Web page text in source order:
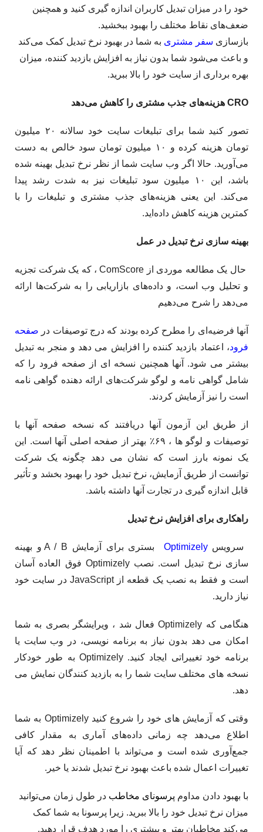
خود را در میزان تبدیل کاربران اندازه گیری کنید و همچنین
ضعف‌های نقاط مختلف را بهبود ببخشید.
بازسازی سفر مشتری به شما در بهبود نرخ تبدیل کمک می‌کند
و باعث می‌شود شما بدون نیاز به افزایش بازدید کننده، میزان
بهره برداری از سایت خود را بالا ببرید.
CRO هزینه­‌های جذب مشتری را کاهش می‌دهد
تصور کنید شما برای تبلیغات سایت خود سالانه ۲۰ میلیون
تومان هزینه کرده و ۱۰ میلیون تومان سود خالص به دست
می‌آورید. حالا اگر وب سایت شما از نظر نرخ تبدیل بهینه شده
باشد، این ۱۰ میلیون سود تبلیغات نیز به شدت رشد پیدا
می‌کند. این یعنی هزینه‌های جذب مشتری و تبلیغات را با
کمترین هزینه کاهش داده‌اید.
بهینه سازی نرخ تبدیل در عمل
حال یک مطالعه موردی از ComScore ، که یک شرکت تجزیه
و تحلیل وب است، و داده­‌های بازاریابی را به شرکت­‌ها ارائه
می‌دهد را شرح می‌دهیم
آنها فرضیه‌ای را مطرح کرده بودند که درج توصیفات در صفحه
فرود، اعتماد بازدید کننده را افزایش می دهد و منجر به تبدیل
بیشتر می شود. آنها همچنین نسخه ای از صفحه فرود را که
شامل گواهی نامه و لوگو شرکت‌های ارائه دهنده گواهی نامه
است را نیز آزمایش کردند.
از طریق این آزمون آنها دریافتند که نسخه صفحه آنها با
توصیفات و لوگو ها ، ۶۹٪ بهتر از صفحه اصلی آنها است. این
یک نمونه بارز است که نشان می دهد چگونه یک شرکت
توانست از طریق آزمایش، نرخ تبدیل خود را بهبود بخشد و تأثیر
قابل اندازه گیری در تجارت آنها داشته باشد.
راهکاری برای افزایش نرخ تبدیل
سرویسOptimizely
بستری برای آزمایش A / B و بهینه
سازی نرخ تبدیل است. نصب Optimizely فوق العاده آسان
است و فقط به نصب یک قطعه از JavaScript در سایت خود
نیاز دارید.
هنگامی که Optimizely فعال شد ، ویرایشگر بصری به شما
امکان می دهد بدون نیاز به برنامه نویسی، در وب سایت یا
برنامه خود تغییراتی ایجاد کنید. Optimizely به طور خودکار
نسخه های مختلف سایت شما را به بازدید کنندگان نمایش می
دهد.
وقتی که آزمایش های خود را شروع کنید‌ Optimizely به شما
اطلاع می‌دهد چه زمانی داده‌های آماری به مقدار کافی
جمع‌آوری شده است و می‌تواند با اطمینان نظر دهد که آیا
تغییرات اعمال شده باعث بهبود نرخ تبدیل شدند یا خیر.
با بهبود دادن مداوم پرسونای مخاطب در طول زمان می‌توانید
میزان نرخ تبدیل خود را بالا ببرید. زیرا پرسونا به شما کمک
می‌کند مخاطبان بهتر و بیشتری را مورد هدف قرار دهید.